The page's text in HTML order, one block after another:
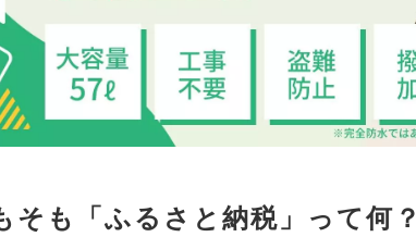
そも「ふるさと納税」って何？